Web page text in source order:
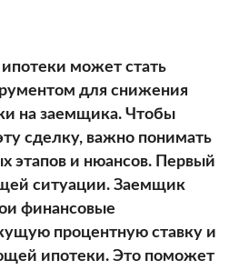
может стать
для снижения
на заемщика. Чтобы
сделку, важно понимать
этапов и нюансов. Первый
ситуации. Заемщик
финансовые
процентную ставку и
ипотеки. Это поможет